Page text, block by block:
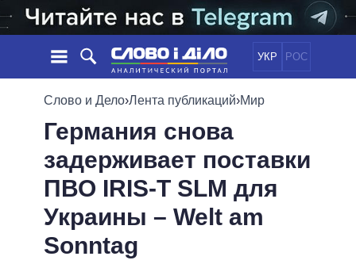
УКР РОС
НОВОСТИ
ЛЕНТА
СОБЫТИЯ
СТАТЬИ
ОБЗОРЫ
ДАЙДЖЕСТЫ
ПОЛИТИКА
ЭКОНОМИКА
ОБЩЕСТВО
МИР
ОБЕЩАНИЯ
ПОЛИТИКИ
ПРЕЗИДЕНТ И ОФИС
ВЕРХОВНАЯ РАДА
ИНФОГРАФИКА
Слово и Дело›Лента публикаций›Мир
Германия снова
задерживает поставки
ПВО IRIS-T SLM для
Украины – Welt am
Sonntag